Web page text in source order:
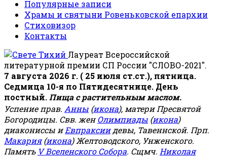
Популярные записи
Храмы и святыни Ровеньковской епархии
Стиховизор
Контакты
Лауреат Всероссийской
литературной премии СП России "СЛОВО-2021".
7 августа 2026 г. ( 25 июля ст.ст.), пятница.
Седмица 10-я по Пятидесятнице. День
постный. Пища с растительным маслом.
Успение прав. Анны (икона), матери Пресвятой
Богородицы. Свв. женОлимпиады (икона)
диакониссы иЕвпраксиидевы, Тавеннской. Прп.
Макария(икона) Желтоводского, Унженского.
Память V Вселенского Собора. Сщмч. Николая